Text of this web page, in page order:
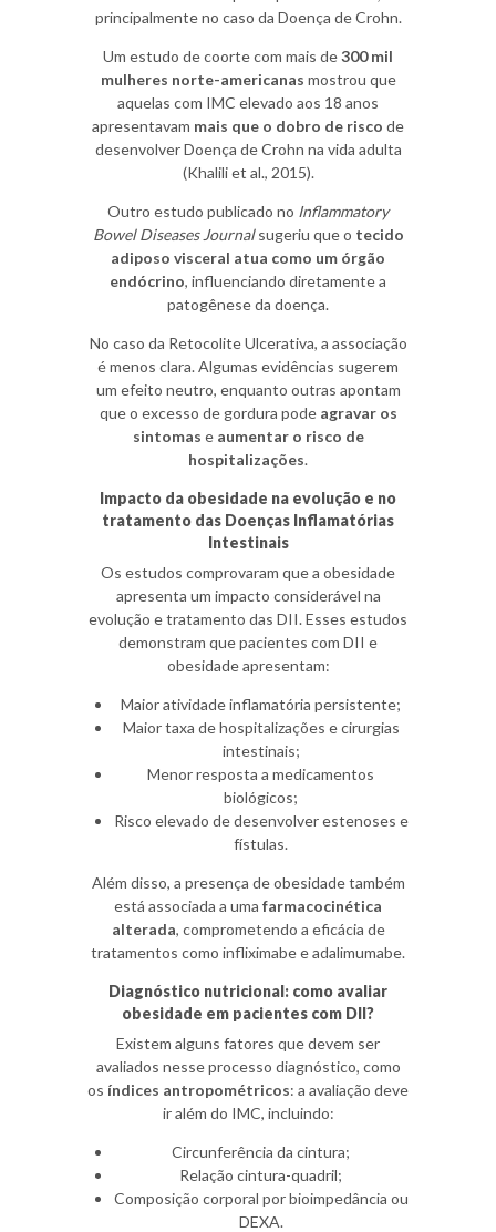
principalmente no caso da Doença de Crohn.
Um estudo de coorte com mais de300 mil
mulheres norte-americanas mostrou que
aquelas com IMC elevado aos 18 anos
apresentavam mais que o dobro de risco de
desenvolver Doença de Crohn na vida adulta
(Khalili et al., 2015).
Outro estudo publicado no Inflammatory
Bowel Diseases Journalsugeriu que o tecido
adiposo visceral atua como um órgão
endócrino, influenciando diretamente a
patogênese da doença.
No caso da Retocolite Ulcerativa, a associação
é menos clara. Algumas evidências sugerem
um efeito neutro, enquanto outras apontam
que o excesso de gordura pode agravar os
sintomas e aumentar o risco de
hospitalizações.
Impacto da obesidade na evolução e no
tratamento das Doenças Inflamatórias
Intestinais
Os estudos comprovaram que a obesidade
apresenta um impacto considerável na
evolução e tratamento das DII. Esses estudos
demonstram que pacientes com DII e
obesidade apresentam:
Maior atividade inflamatória persistente;
Maior taxa de hospitalizações e cirurgias
intestinais;
Menor resposta a medicamentos
biológicos;
Risco elevado de desenvolver estenoses e
fístulas.
Além disso, a presença de obesidade também
está associada a uma farmacocinética
alterada, comprometendo a eficácia de
tratamentos como infliximabe e adalimumabe.
Diagnóstico nutricional: como avaliar
obesidade em pacientes com DII?
Existem alguns fatores que devem ser
avaliados nesse processo diagnóstico, como
os índices antropométricos: a avaliação deve
ir além do IMC, incluindo:
Circunferência da cintura;
Relação cintura-quadril;
Composição corporal por bioimpedância ou
DEXA.